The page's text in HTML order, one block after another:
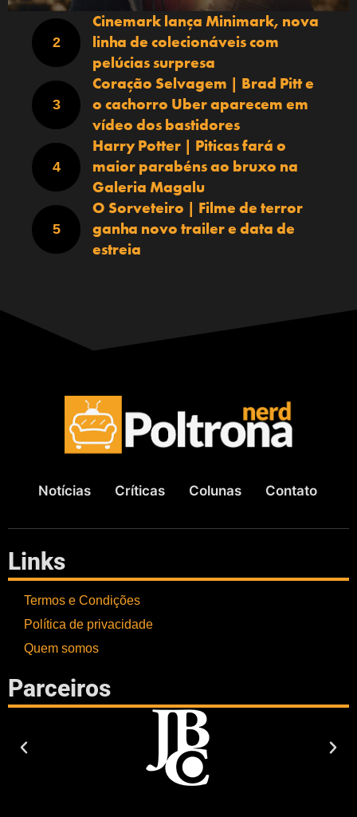
Cinemark lança Minimark, nova
linha de colecionáveis com
pelúcias surpresa
Coração Selvagem | Brad Pitt e
o cachorro Uber aparecem em
vídeo dos bastidores
Harry Potter | Piticas fará o
maior parabéns ao bruxo na
Galeria Magalu
O Sorveteiro | Filme de terror
ganha novo trailer e data de
estreia
Notícias Críticas Colunas Contato
Links
Termos e Condições
Política de privacidade
Quem somos
Parceiros